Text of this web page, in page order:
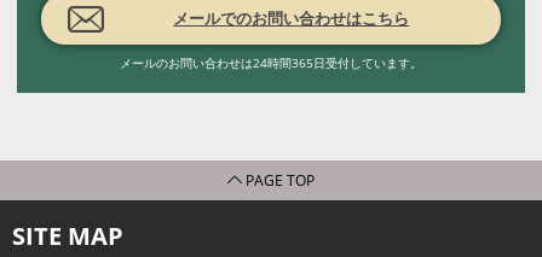
メールでのお問い合わせはこちら
メールのお問い合わせは24時間365日受付しています。
PAGE TOP
SITE MAP